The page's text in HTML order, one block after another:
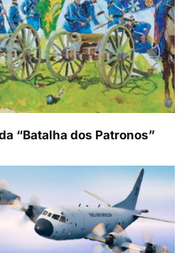
“Batalha dos Patronos”